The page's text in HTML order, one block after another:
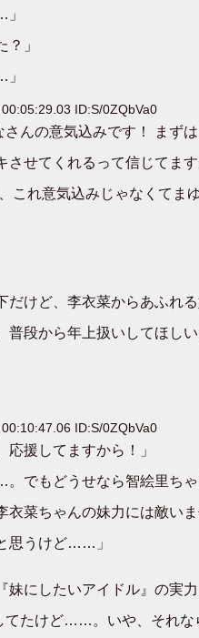
」
ID:S/0ZQbVa0
んの意気込みです！ まずは
させてくれるって信じてま
これ意気込みじゃなくてま
けど、李衣菜からあふれ
普段から年上扱いしてほ
ID:S/0ZQbVa0
援してますから！」
でもどうせなら智絵里ち
菜ちゃんの妹力には敵いま
思うけど……」
にしたいアイドル』の実力
たけど……。いや、それな